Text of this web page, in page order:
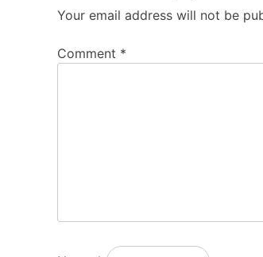
Your email address will not be
Comment *